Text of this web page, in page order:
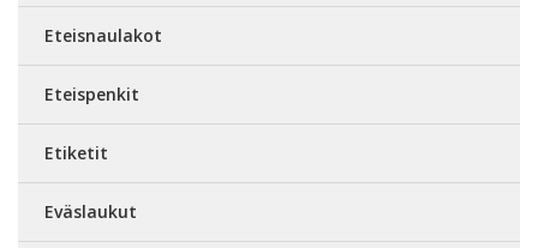
Eteisnaulakot
Eteispenkit
Etiketit
Eväslaukut